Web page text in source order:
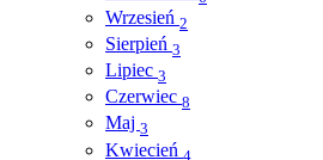
Wrzesień 2
Sierpień 3
Lipiec 3
Czerwiec 8
Maj 3
Kwiecień 4